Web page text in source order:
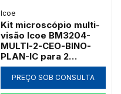
Icoe
Kit microscópio multi-
visão Icoe BM3204-
MULTI-2-CEO-BINO-
PLAN-IC para 2
observadores com
campo escuro a óleo e
objetivas
PREÇO SOB CONSULTA